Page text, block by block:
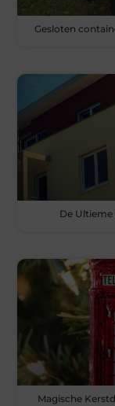
Gesloten
De
Magische